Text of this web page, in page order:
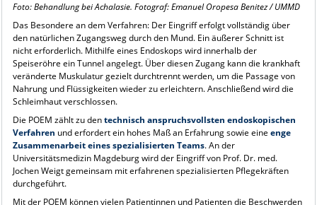
Foto: Behandlung bei Achalasie. Fotograf: Emanuel Oropesa Benitez / UMMD
Das Besondere an dem Verfahren: Der Eingriff erfolgt vollständig über
den natürlichen Zugangsweg durch den Mund. Ein äußerer Schnitt ist
nicht erforderlich. Mithilfe eines Endoskops wird innerhalb der
Speiseröhre ein Tunnel angelegt. Über diesen Zugang kann die krankhaft
veränderte Muskulatur gezielt durchtrennt werden, um die Passage von
Nahrung und Flüssigkeiten wieder zu erleichtern. Anschließend wird die
Schleimhaut verschlossen.
Die POEM zählt zu dentechnisch anspruchsvollsten endoskopischen
Verfahren und erfordert ein hohes Maß an Erfahrung sowie eine enge
Zusammenarbeit eines spezialisierten Teams. An der
Universitätsmedizin Magdeburg wird der Eingriff von Prof. Dr. med.
Jochen Weigt gemeinsam mit erfahrenen spezialisierten Pflegekräften
durchgeführt.
Mit der POEM können vielen Patientinnen und Patienten die Beschwerden